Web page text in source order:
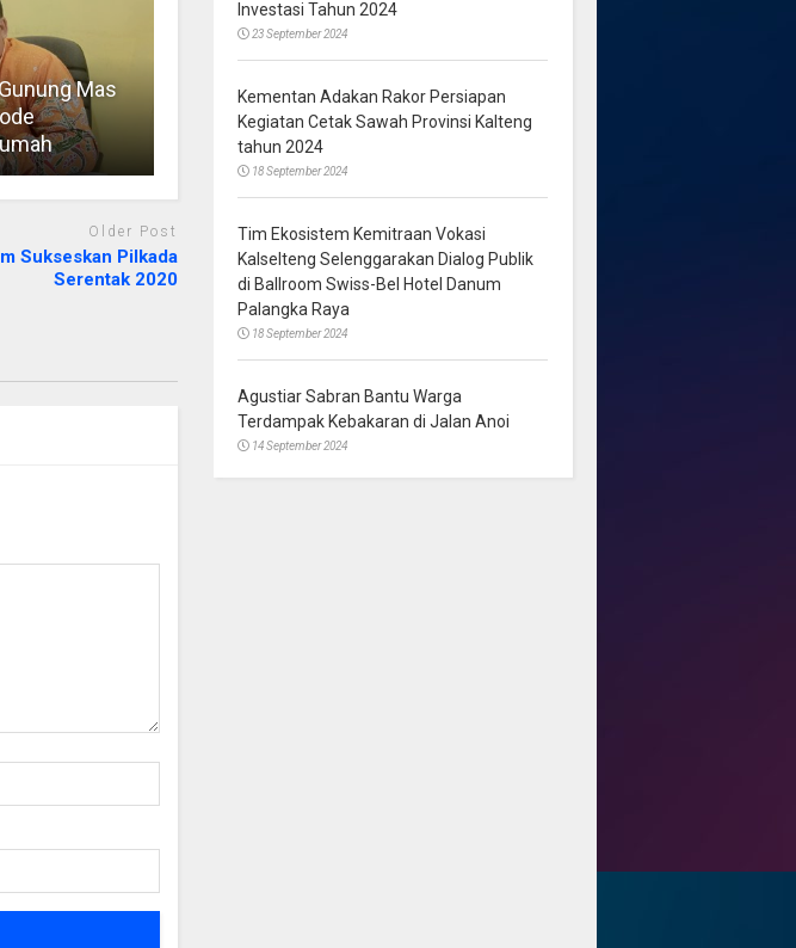
Mas
Older Post
Sukseskan Pilkada
Serentak 2020
Investasi Tahun 2024
23 September 2024
Kementan Adakan Rakor Persiapan
Kegiatan Cetak Sawah Provinsi Kalteng
tahun 2024
18 September 2024
Tim Ekosistem Kemitraan Vokasi
Kalselteng Selenggarakan Dialog Publik
di Ballroom Swiss-Bel Hotel Danum
Palangka Raya
18 September 2024
Agustiar Sabran Bantu Warga
Terdampak Kebakaran di Jalan Anoi
14 September 2024